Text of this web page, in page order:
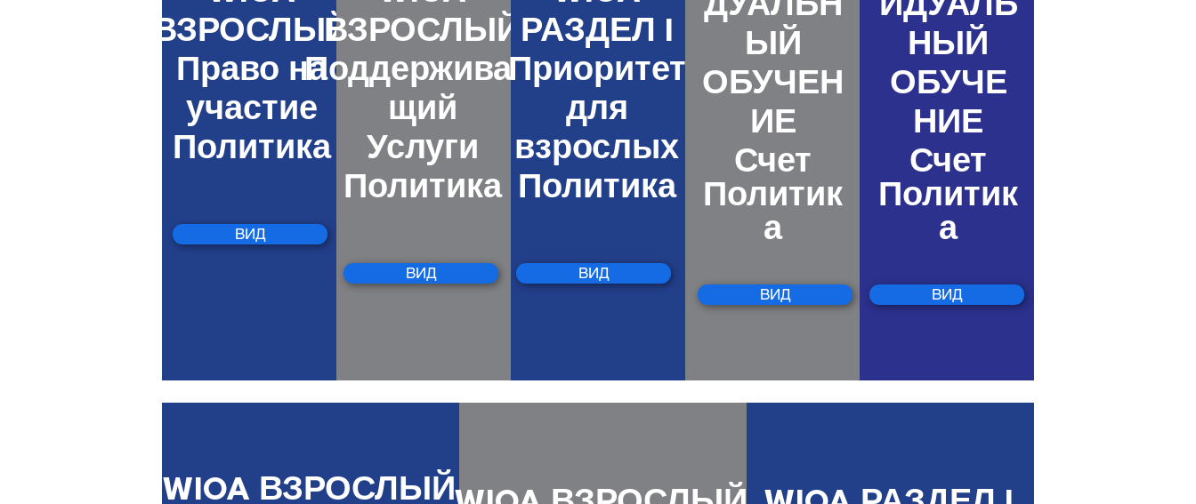
ВЗРОСЛЫЙ
Право на
участие
Политика
ВИД
ВЗРОСЛЫЙ
Поддерживаю
щий
Услуги
Политика
ВИД
РАЗДЕЛ I
Приоритет
для
взрослых
Политика
ВИД
ДУАЛЬН
ЫЙ
ОБУЧЕН
ИЕ
Счет
Политик
а
ВИД
ИДУАЛЬ
НЫЙ
ОБУЧЕ
НИЕ
Счет
Политик
а
ВИД
WIOA ВЗРОСЛЫЙ